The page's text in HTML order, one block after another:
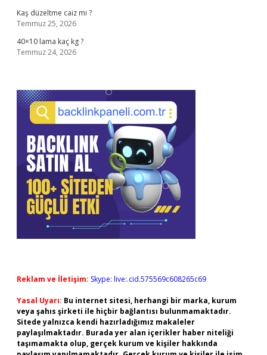
Kaş düzeltme caiz mi ?
Temmuz 25, 2026
40×10 lama kaç kg ?
Temmuz 24, 2026
Reklam ve İletişim: Skype: live:.cid.575569c608265c69
Yasal Uyarı: Bu internet sitesi, herhangi bir marka, kurum
veya şahıs şirketi ile hiçbir bağlantısı bulunmamaktadır.
Sitede yalnızca kendi hazırladığımız makaleler
paylaşılmaktadır. Burada yer alan içerikler haber niteliği
taşımamakta olup, gerçek kurum ve kişiler hakkında